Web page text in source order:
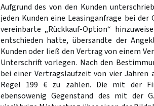
Aufgrund des von den Kunden
jeden Kunden eine Leasinganfrage bei
vereinbarte „Rückkauf-Option“
entschieden hatte, übersandte der
Kunden oder ließ den Vertrag von einem
Unterschrift vorlegen. Nach den
bei einer Vertragslaufzeit von vier
Regel 199 € zu zahlen. Die mit der
ebensowenig Gegenstand des mit der